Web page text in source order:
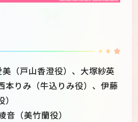
（戸山香澄役）、大塚紗英
本りみ（牛込りみ役）、伊藤
（美竹蘭役）